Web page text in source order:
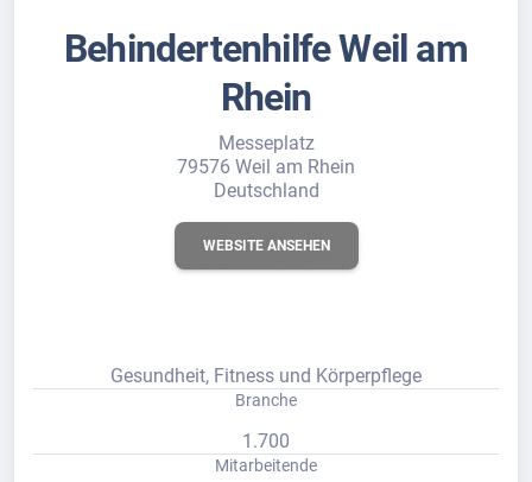
Behindertenhilfe Weil am
Rhein
Messeplatz
79576 Weil am Rhein
Deutschland
WEBSITE ANSEHEN
Gesundheit, Fitness und Körperpflege
Branche
1.700
Mitarbeitende